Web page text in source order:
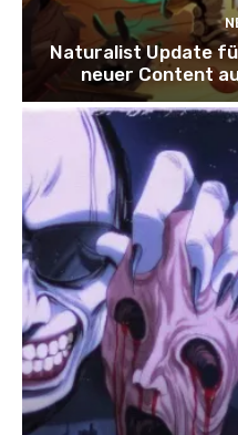
Naturalist Update
neuer Content